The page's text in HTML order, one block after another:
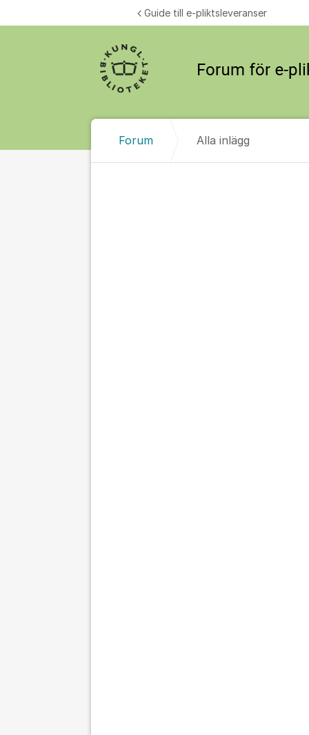
Guide till e-pliktsleveranser
Forum Alla inlägg